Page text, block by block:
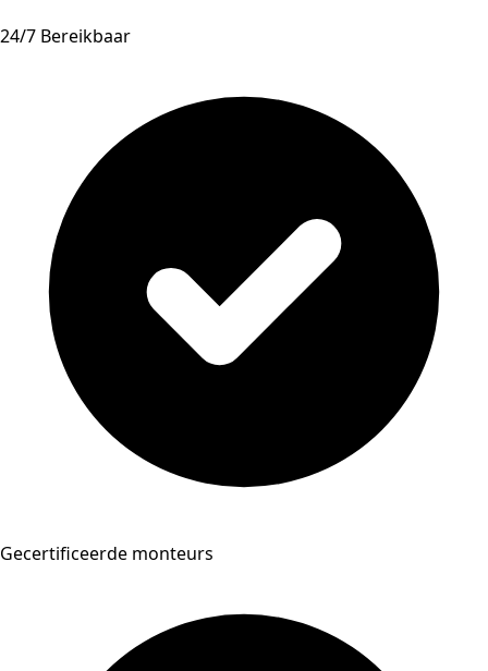
24/7 Bereikbaar
Gecertificeerde monteurs